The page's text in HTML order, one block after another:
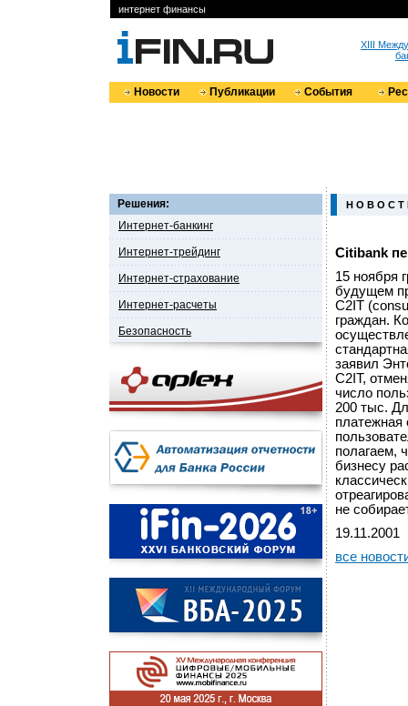
интернет финансы
XIII
Новости Публикации События
Решения:
Интернет-банкинг
Интернет-трейдинг
Интернет-страхование
Интернет-расчеты
Безопасность
Н О В О С Т
Citibank
15 ноября
будущем
C2IT
граждан.
заявил
C2IT,
число
200 тыс.
платежная
полагаем,
бизнесу
не
19.11.2001
все